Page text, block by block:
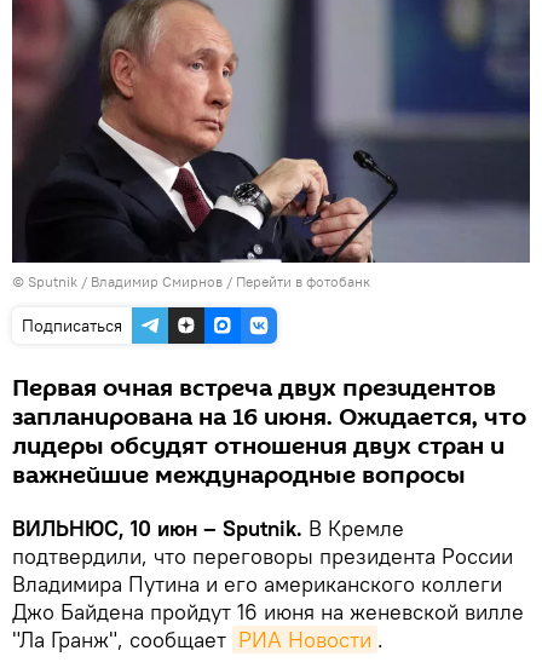
© Sputnik / Владимир Смирнов / Перейти в фотобанк
Подписаться
Первая очная встреча двух президентов
запланирована на 16 июня. Ожидается, что
лидеры обсудят отношения двух стран и
важнейшие международные вопросы
ВИЛЬНЮС, 10 июн – Sputnik. В Кремле
подтвердили, что переговоры президента России
Владимира Путина и его американского коллеги
Джо Байдена пройдут 16 июня на женевской вилле
"Ла Гранж", сообщает РИА Новости .